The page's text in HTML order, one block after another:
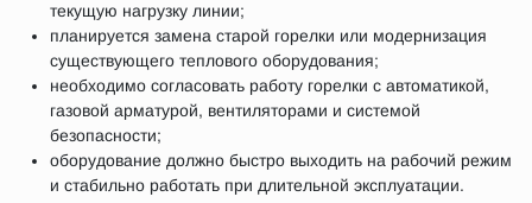
текущую нагрузку линии;
планируется замена старой горелки или модернизация
существующего теплового оборудования;
необходимо согласовать работу горелки с автоматикой,
газовой арматурой, вентиляторами и системой
безопасности;
оборудование должно быстро выходить на рабочий режим
и стабильно работать при длительной эксплуатации.